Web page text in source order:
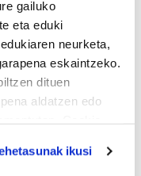
gailuko
eta eduki
neurketa,
eskaintzeko.
dituen
aldatzen edo
ikusi